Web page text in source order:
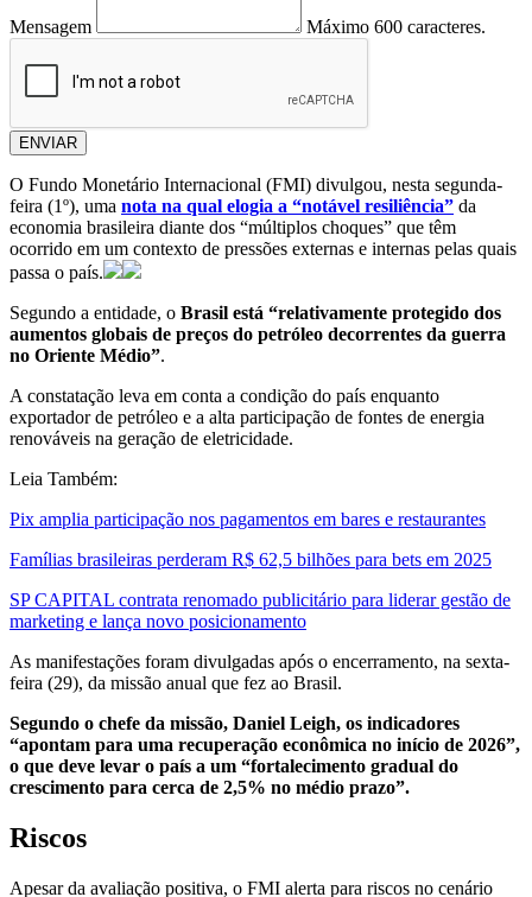
Mensagem Máximo 600 caracteres.
ENVIAR
O Fundo Monetário Internacional (FMI) divulgou, nesta segunda-
feira (1º), uma nota na qual elogia a “notável resiliência” da
economia brasileira diante dos “múltiplos choques” que têm
ocorrido em um contexto de pressões externas e internas pelas quais
passa o país.
Segundo a entidade, o Brasil está “relativamente protegido dos
aumentos globais de preços do petróleo decorrentes da guerra
no Oriente Médio”.
A constatação leva em conta a condição do país enquanto
exportador de petróleo e a alta participação de fontes de energia
renováveis na geração de eletricidade.
Leia Também:
Pix amplia participação nos pagamentos em bares e restaurantes
Famílias brasileiras perderam R$ 62,5 bilhões para bets em 2025
SP CAPITAL contrata renomado publicitário para liderar gestão de
marketing e lança novo posicionamento
As manifestações foram divulgadas após o encerramento, na sexta-
feira (29), da missão anual que fez ao Brasil.
Segundo o chefe da missão, Daniel Leigh, os indicadores
“apontam para uma recuperação econômica no início de 2026”,
o que deve levar o país a um “fortalecimento gradual do
crescimento para cerca de 2,5% no médio prazo”.
Riscos
Apesar da avaliação positiva, o FMI alerta para riscos no cenário